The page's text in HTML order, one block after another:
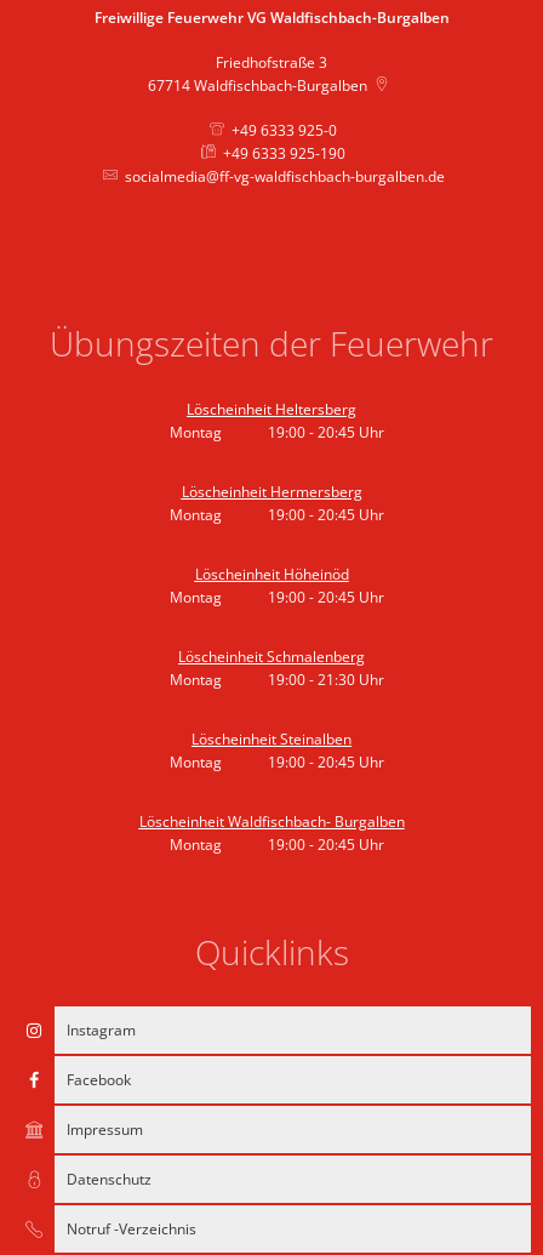
Freiwillige Feuerwehr VG Waldfischbach-Burgalben
Friedhofstraße 3
67714 Waldfischbach-Burgalben
+49 6333 925-0
+49 6333 925-190
socialmedia@ff-vg-waldfischbach-burgalben.de
Übungszeiten der Feuerwehr
Löscheinheit Heltersberg
Montag
19:00-20:45 Uhr
Löscheinheit Hermersberg
Montag
19:00-20:45 Uhr
Löscheinheit Höheinöd
Montag
19:00-20:45 Uhr
Löscheinheit Schmalenberg
Montag
19:00-21:30 Uhr
Löscheinheit Steinalben
Montag
19:00-20:45 Uhr
Löscheinheit Waldfischbach- Burgalben
Montag
19:00-20:45 Uhr
Quicklinks
Instagram
Facebook
Impressum
Datenschutz
Notruf -Verzeichnis